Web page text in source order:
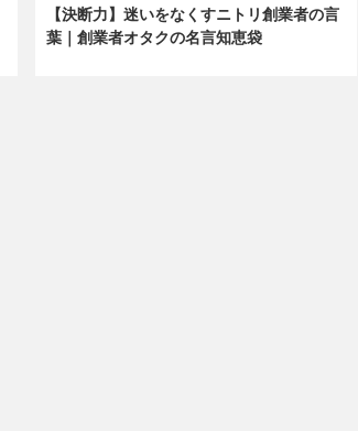
【決断力】迷いをなくすニトリ創業者の言
葉｜創業者オタクの名言知恵袋